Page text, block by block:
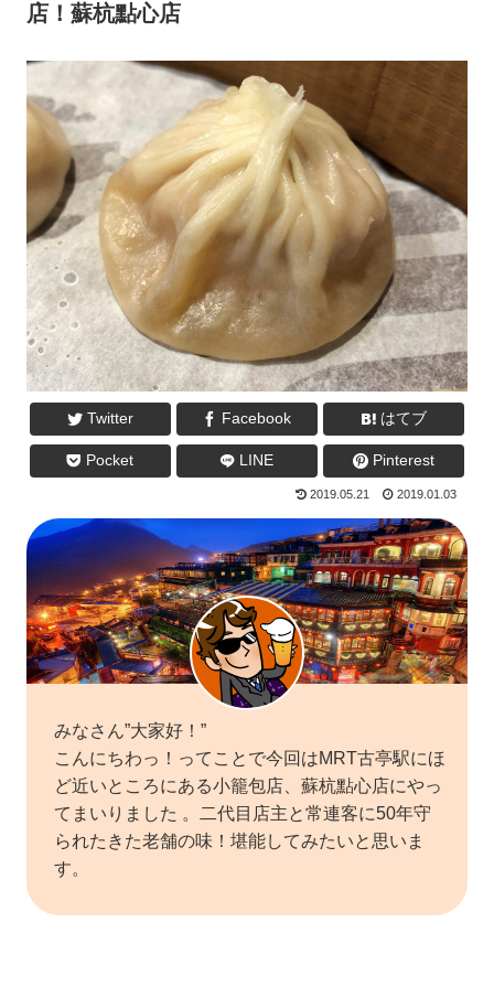
店！蘇杭點心店
Twitter Facebook はてブ
Pocket LINE Pinterest
2019.05.21 2019.01.03
みなさん”大家好！”
こんにちわっ！ってことで今回はMRT古亭駅にほ
ど近いところにある小籠包店、蘇杭點心店にやっ
てまいりました 。二代目店主と常連客に50年守
られたきた老舗の味！堪能してみたいと思いま
す。